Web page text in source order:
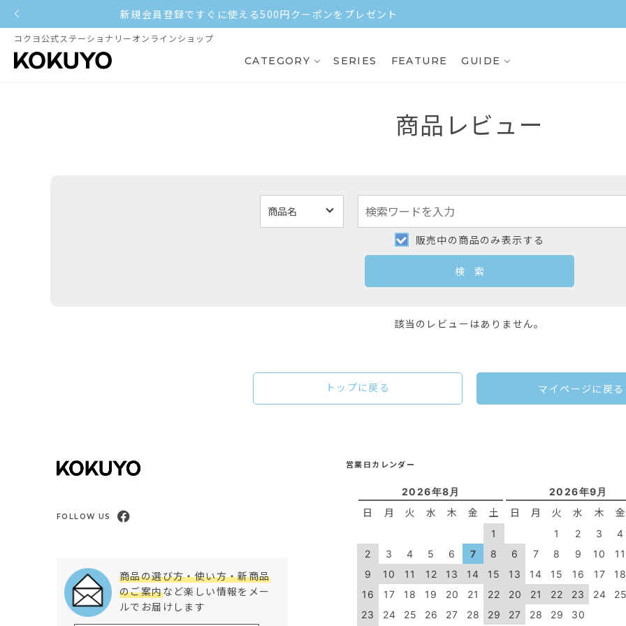
3,000円（税込）以上ご購入で送料無料
コクヨ公式ステーショナリーオンラインショップ
CATEGORY SERIES FEATURE GUIDE
商品レビュー
販売中の商品のみ表示する
該当のレビューはありません。
マイページに戻る
トップに戻る
FOLLOW US
商品の選び方・使い方・新商品
のご案内など楽しい情報をメー
ルでお届けします
営業日カレンダー
2026年8月
日 月 火 水 木 金 土
1
2
3 4 5 6 7
8
9
10 11 12 13 14
15
16
17 18 19 20 21
22
23
24 25 26 27 28 29
2026年9月
日 月 火 水 木 金
1 2 3
4
6
7 8 9 10
11
13
14 15 16 17
20
21 22 23 24
27
28 29 30